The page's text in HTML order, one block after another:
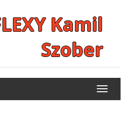
Kamil
Szober